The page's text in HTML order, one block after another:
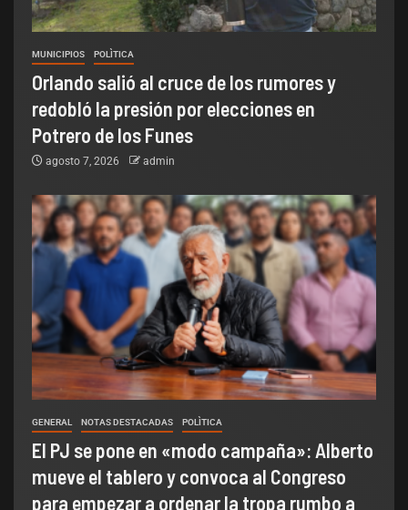
MUNICIPIOS POLÌTICA
Orlando salió al cruce de los rumores y
redobló la presión por elecciones en
Potrero de los Funes
agosto 7, 2026 admin
GENERAL NOTAS DESTACADAS POLÌTICA
El PJ se pone en «modo campaña»: Alberto
mueve el tablero y convoca al Congreso
para empezar a ordenar la tropa rumbo a